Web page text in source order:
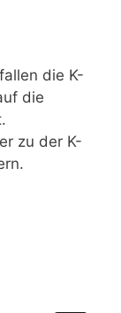
die K-
die
zu der K-